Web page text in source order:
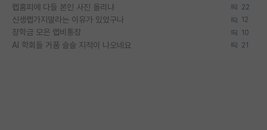
랩홈피에 다들 본인 사진 올리냐 22
신생랩가지말라는 이유가 있었구나 12
장학금 모은 랩비통장 10
AI 학회들 거품 슬슬 지적이 나오네요 21